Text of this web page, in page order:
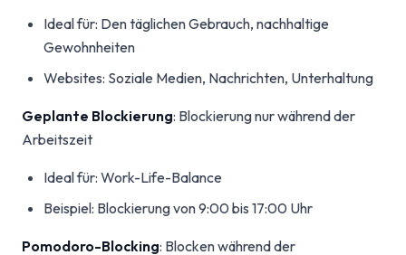
Ideal für: Den täglichen Gebrauch, nachhaltige
Gewohnheiten
Websites: Soziale Medien, Nachrichten, Unterhaltung
Geplante Blockierung: Blockierung nur während der
Arbeitszeit
Ideal für: Work-Life-Balance
Beispiel: Blockierung von 9:00 bis 17:00 Uhr
Pomodoro-Blocking: Blocken während der